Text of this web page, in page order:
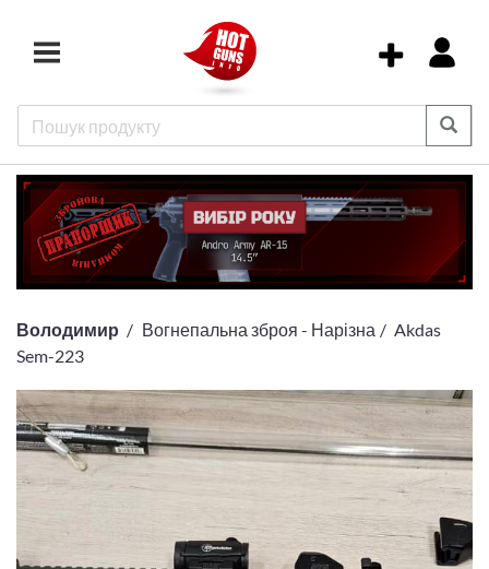
Володимир Вогнепальна зброя - Нарізна
Akdas
Sem-223